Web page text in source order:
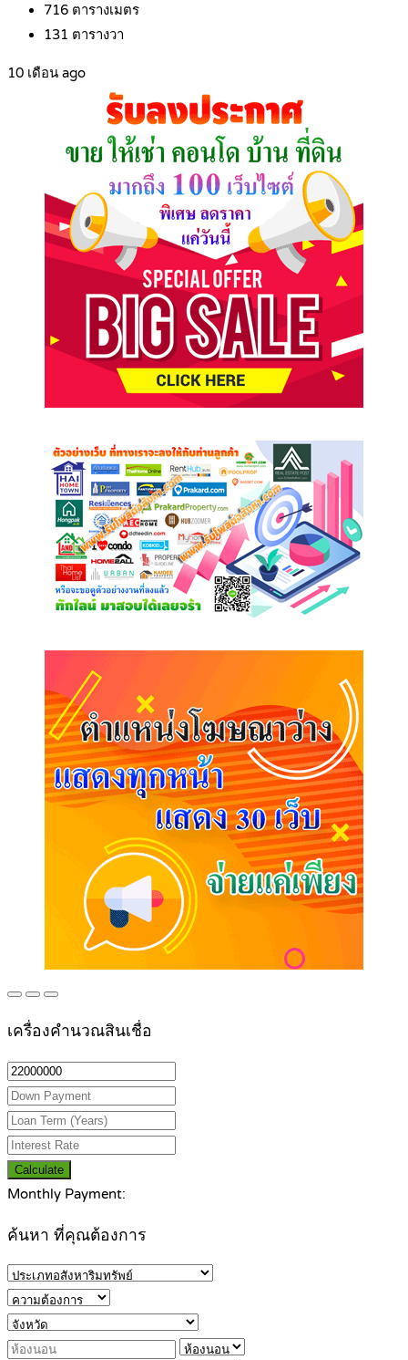
716 ตารางเมตร
131 ตารางวา
10 เดือน ago
เครื่องคำนวณสินเชื่อ
Calculate
Monthly Payment:
ค้นหา ที่คุณต้องการ